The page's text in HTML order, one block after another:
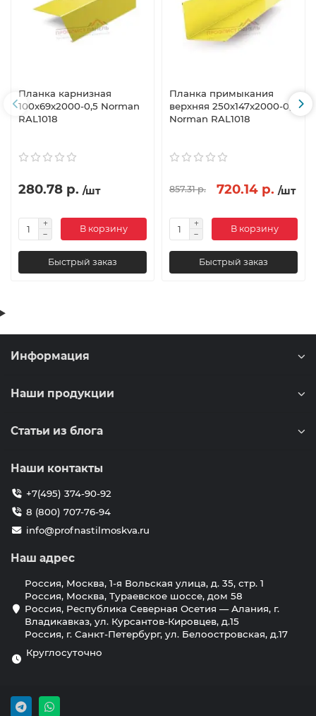
Планка карнизная
100х69х2000-0,5 Norman
RAL1018
280.78 р. /шт
В корзину
Быстрый заказ
Планка примыкания
верхняя 250х147х2000-0,5
Norman RAL1018
857.31 р. 720.14 р. /шт
В корзину
Быстрый заказ
Информация
Наши продукции
Статьи из блога
Наши контакты
+7(495) 374-90-92
8 (800) 707-76-94
info@profnastilmoskva.ru
Наш адрес
Россия, Москва, 1-я Вольская улица, д. 35, стр. 1
Россия, Москва, Тураевское шоссе, дом 58
Россия, Республика Северная Осетия — Алания, г.
Владикавказ, ул. Курсантов-Кировцев, д.15
Россия, г. Санкт-Петербург, ул. Белоостровская, д.17
Круглосуточно